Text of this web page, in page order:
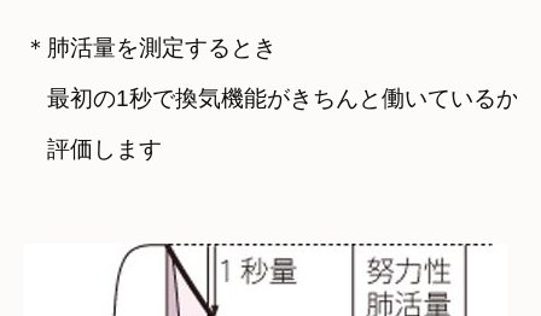
＊肺活量を測定するとき
最初の1秒で換気機能がきちんと働いているかを
評価します